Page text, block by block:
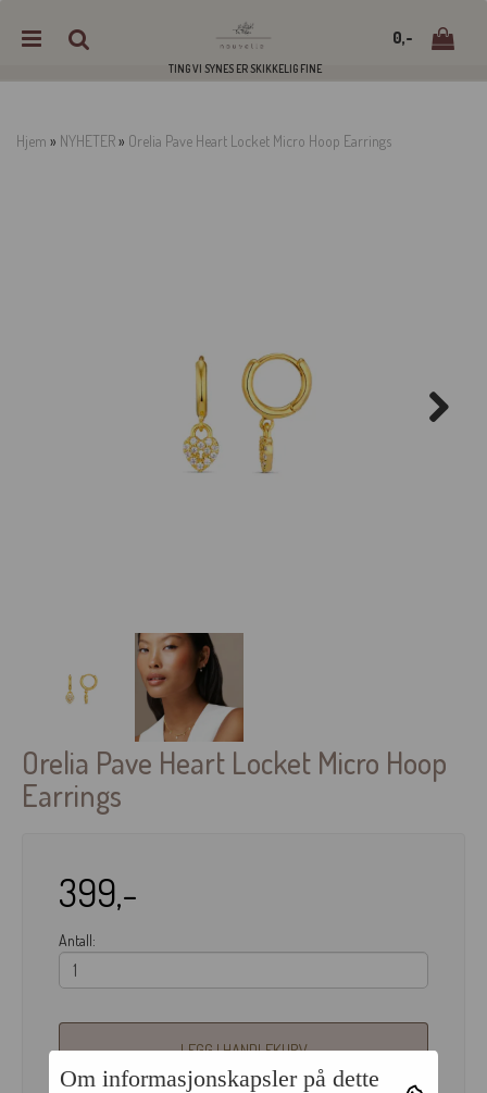
0,-
TING VI SYNES ER SKIKKELIG FINE
Hjem » NYHETER» Orelia Pave Heart Locket Micro Hoop Earrings
Orelia Pave Heart Locket Micro Hoop
Earrings
399,-
Antall:
LEGG I HANDLEKURV
Om informasjonskapsler på dette